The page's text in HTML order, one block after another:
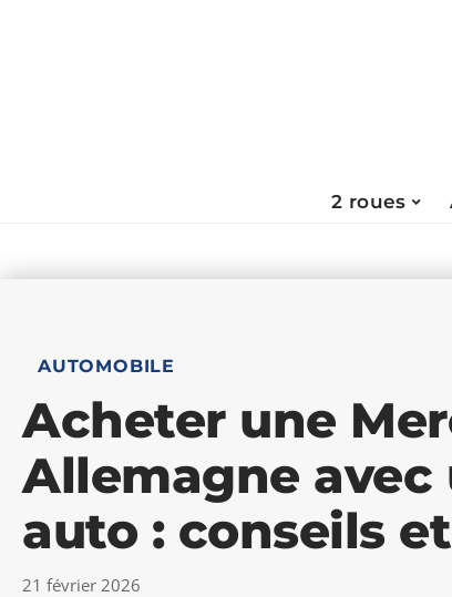
2 roues
AUTOMOBILE
Acheter une
Allemagne
auto : conseils
21 février 2026